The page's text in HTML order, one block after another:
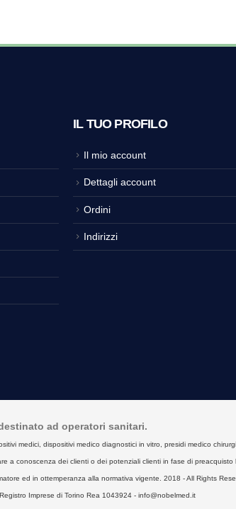
IL TUO PROFILO
Il mio account
Dettagli account
Ordini
Indirizzi
ad operatori sanitari.
medici, dispositivi medico diagnostici in vitro, presidi medico
a conoscenza dei clienti o dei potenziali clienti in fase di
ed in ottemperanza alla normativa vigente. 2018 - All Rights
Imprese di Torino Rea 1043924 - info@nobelmed.it